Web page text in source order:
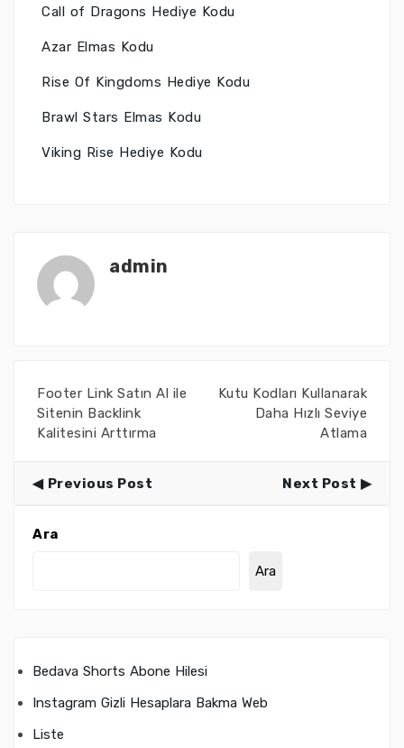
Call of Dragons Hediye Kodu
Azar Elmas Kodu
Rise Of Kingdoms Hediye Kodu
Brawl Stars Elmas Kodu
Viking Rise Hediye Kodu
admin
Footer Link Satın Al ile
Sitenin Backlink
Kalitesini Arttırma
Kutu Kodları Kullanarak
Daha Hızlı Seviye
Atlama
Previous Post Next Post
Ara
Ara
Bedava Shorts Abone Hilesi
Instagram Gizli Hesaplara Bakma Web
Liste